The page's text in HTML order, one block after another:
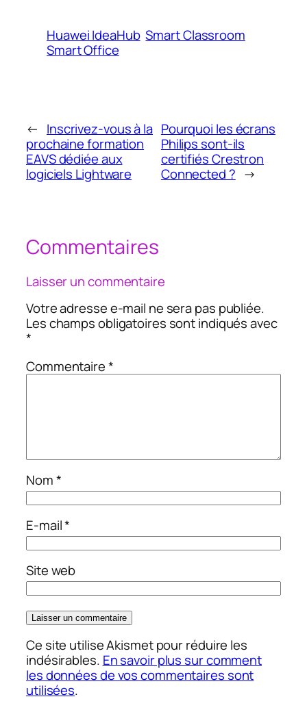
Huawei IdeaHub Smart Classroom
Smart Office
← Inscrivez-vous à la
prochaine formation
EAVS dédiée aux
logiciels Lightware
Pourquoi les écrans
Philips sont-ils
certifiés Crestron
Connected ? →
Commentaires
Laisser un commentaire
Votre adresse e-mail ne sera pas publiée.
Les champs obligatoires sont indiqués avec
*
Commentaire*
Nom*
E-mail*
Site web
Ce site utilise Akismet pour réduire les
indésirables. En savoir plus sur comment
les données de vos commentaires sont
utilisées.